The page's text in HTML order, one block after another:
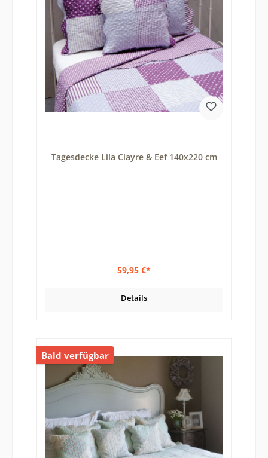
Tagesdecke Lila Clayre & Eef 140x220 cm
59,95 €*
Details
Bald verfügbar